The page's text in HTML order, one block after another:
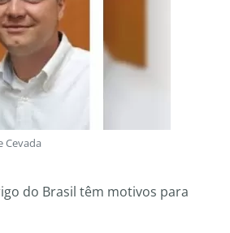
Cevada
do Brasil têm motivos para